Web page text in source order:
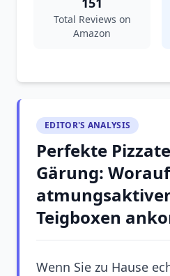
Total Reviews on
Amazon
EDITOR'S ANALYSIS
Perfekte
Gärung:
Teigboxen
Wenn Sie zu Hause